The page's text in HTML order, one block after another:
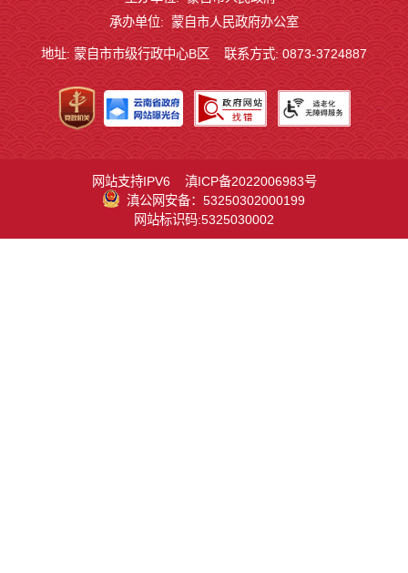
承办单位: 蒙自市人民政府办公室
地址: 蒙自市市级行政中心B区 联系方式: 0873-3724887
网站支持IPV6
滇ICP备2022006983号
滇公网安备：53250302000199
网站标识码:5325030002